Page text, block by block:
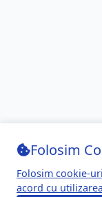
Folosim
Folosim cookie-
acord cu